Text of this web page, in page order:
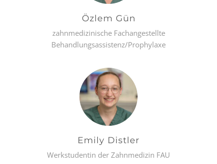
Özlem Gün
zahnmedizinische Fachangestellte
Behandlungsassistenz/Prophylaxe
Emily Distler
Werkstudentin der Zahnmedizin FAU